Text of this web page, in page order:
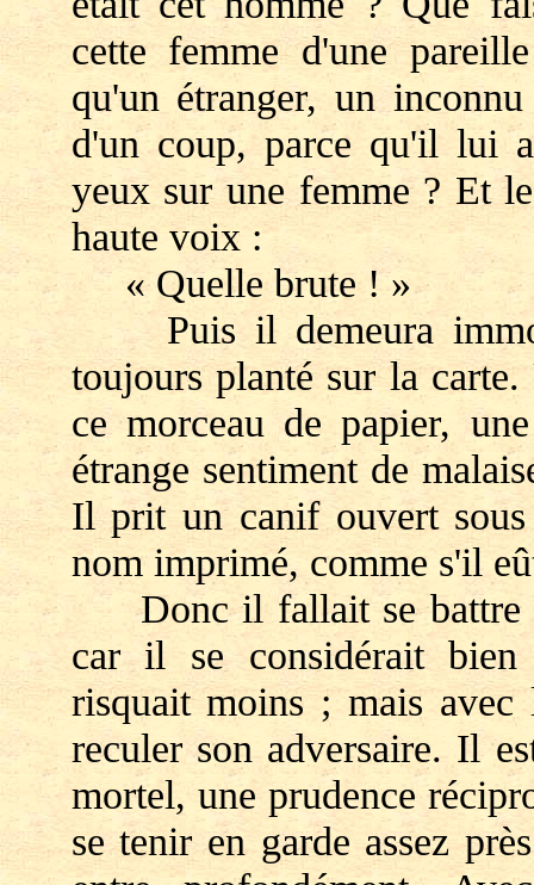
cette femme d'une
qu'un étranger, un
d'un coup, parce qu'il lui
yeux sur une femme ? Et
haute voix :
« Quelle brute ! »
Puis il demeura
toujours planté sur la
ce morceau de papier,
étrange sentiment de
Il prit un canif ouvert
nom imprimé, comme s'il
Donc il fallait se battre
car il se considérait
risquait moins ; mais
reculer son adversaire. Il
mortel, une prudence
se tenir en garde assez